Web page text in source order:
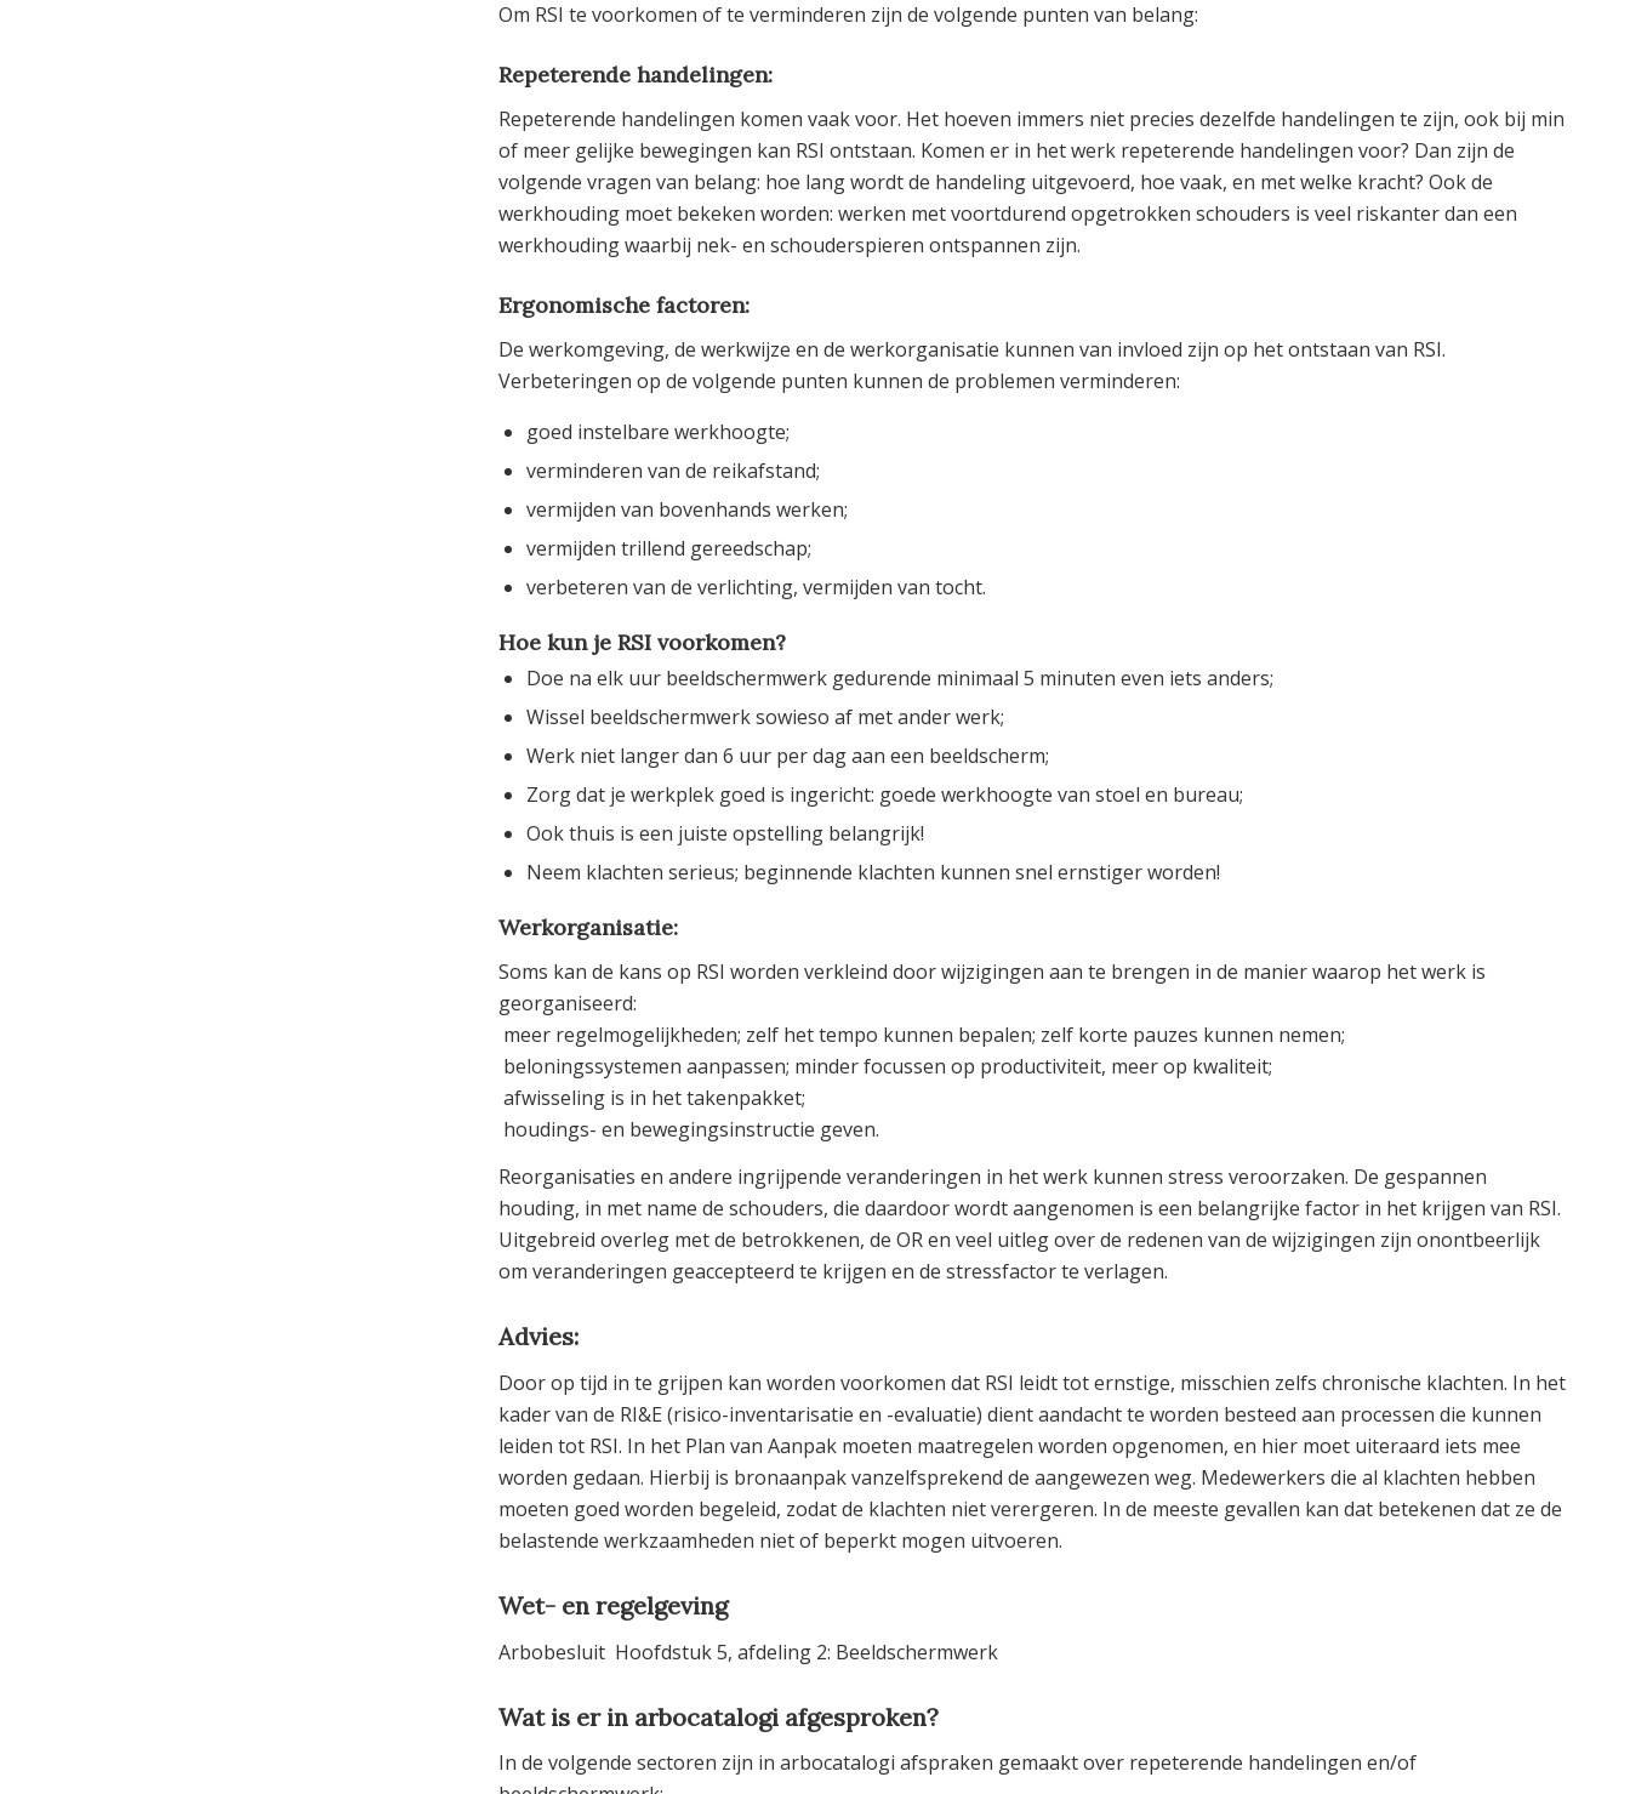
Om RSI te voorkomen of te verminderen zijn de volgende punten van belang:
Repeterende handelingen:
Repeterende handelingen komen vaak voor. Het hoeven immers niet precies dezelfde handelingen te zijn, ook bij min
of meer gelijke bewegingen kan RSI ontstaan. Komen er in het werk repeterende handelingen voor? Dan zijn de
volgende vragen van belang: hoe lang wordt de handeling uitgevoerd, hoe vaak, en met welke kracht? Ook de
werkhouding moet bekeken worden: werken met voortdurend opgetrokken schouders is veel riskanter dan een
werkhouding waarbij nek- en schouderspieren ontspannen zijn.
Ergonomische factoren:
De werkomgeving, de werkwijze en de werkorganisatie kunnen van invloed zijn op het ontstaan van RSI.
Verbeteringen op de volgende punten kunnen de problemen verminderen:
goed instelbare werkhoogte;
verminderen van de reikafstand;
vermijden van bovenhands werken;
vermijden trillend gereedschap;
verbeteren van de verlichting, vermijden van tocht.
Hoe kun je RSI voorkomen?
Doe na elk uur beeldschermwerk gedurende minimaal 5 minuten even iets anders;
Wissel beeldschermwerk sowieso af met ander werk;
Werk niet langer dan 6 uur per dag aan een beeldscherm;
Zorg dat je werkplek goed is ingericht: goede werkhoogte van stoel en bureau;
Ook thuis is een juiste opstelling belangrijk!
Neem klachten serieus; beginnende klachten kunnen snel ernstiger worden!
Werkorganisatie:
Soms kan de kans op RSI worden verkleind door wijzigingen aan te brengen in de manier waarop het werk is
georganiseerd:
 meer regelmogelijkheden; zelf het tempo kunnen bepalen; zelf korte pauzes kunnen nemen;
 beloningssystemen aanpassen; minder focussen op productiviteit, meer op kwaliteit;
 afwisseling is in het takenpakket;
 houdings- en bewegingsinstructie geven.
Reorganisaties en andere ingrijpende veranderingen in het werk kunnen stress veroorzaken. De gespannen
houding, in met name de schouders, die daardoor wordt aangenomen is een belangrijke factor in het krijgen van RSI.
Uitgebreid overleg met de betrokkenen, de OR en veel uitleg over de redenen van de wijzigingen zijn onontbeerlijk
om veranderingen geaccepteerd te krijgen en de stressfactor te verlagen.
Advies:
Door op tijd in te grijpen kan worden voorkomen dat RSI leidt tot ernstige, misschien zelfs chronische klachten. In het
kader van de RI&E (risico-inventarisatie en -evaluatie) dient aandacht te worden besteed aan processen die kunnen
leiden tot RSI. In het Plan van Aanpak moeten maatregelen worden opgenomen, en hier moet uiteraard iets mee
worden gedaan. Hierbij is bronaanpak vanzelfsprekend de aangewezen weg. Medewerkers die al klachten hebben
moeten goed worden begeleid, zodat de klachten niet verergeren. In de meeste gevallen kan dat betekenen dat ze de
belastende werkzaamheden niet of beperkt mogen uitvoeren.
Wet- en regelgeving
Arbobesluit Hoofdstuk 5, afdeling 2: Beeldschermwerk
Wat is er in arbocatalogi afgesproken?
In de volgende sectoren zijn in arbocatalogi afspraken gemaakt over repeterende handelingen en/of